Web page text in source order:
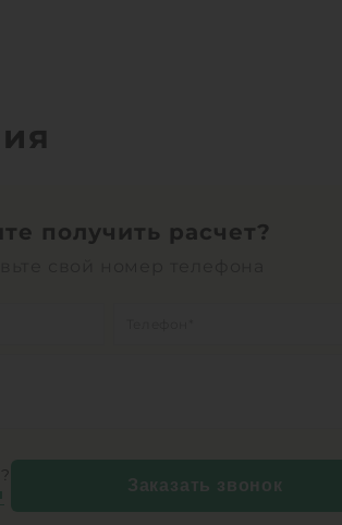
получить расчет?
Заказать звонок